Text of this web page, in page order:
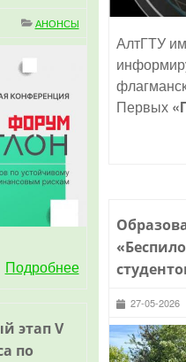
АлтГТУ
Первых
27-05-2026
АНОНСЫ
Подробнее
этап V
по